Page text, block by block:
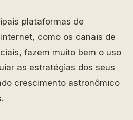
plataformas de
como os canais de
fazem muito bem o uso
as estratégias dos seus
crescimento astronômico